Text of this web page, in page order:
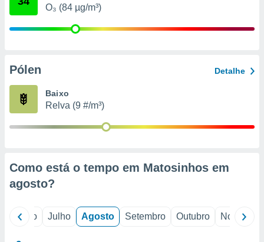
estudos
1199
O₃ (84 µg/m³)
Pólen Detalhe
Baixo
Relva (9 #/m³)
Como está o tempo em Matosinhos em
agosto?
Junho Julho Agosto Setembro Outubro Novembro